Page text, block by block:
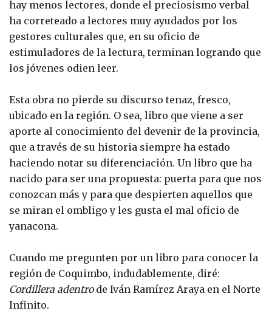
hay menos lectores, donde el preciosismo verbal
ha correteado a lectores muy ayudados por los
gestores culturales que, en su oficio de
estimuladores de la lectura, terminan logrando que
los jóvenes odien leer.
Esta obra no pierde su discurso tenaz, fresco,
ubicado en la región. O sea, libro que viene a ser
aporte al conocimiento del devenir de la provincia,
que a través de su historia siempre ha estado
haciendo notar su diferenciación. Un libro que ha
nacido para ser una propuesta: puerta para que nos
conozcan más y para que despierten aquellos que
se miran el ombligo y les gusta el mal oficio de
yanacona.
Cuando me pregunten por un libro para conocer la
región de Coquimbo, indudablemente, diré:
Cordillera adentrode Iván Ramírez Araya en el Norte
Infinito.